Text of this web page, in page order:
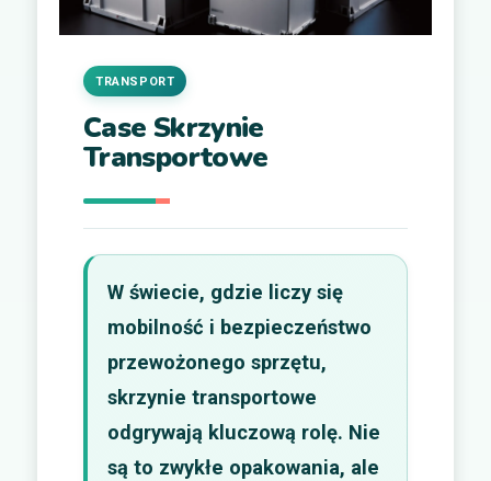
Case Skrzynie
Transportowe
TRANSPORT
W świecie, gdzie liczy się
mobilność i bezpieczeństwo
przewożonego sprzętu,
skrzynie transportowe
odgrywają kluczową rolę. Nie
są to zwykłe opakowania, ale